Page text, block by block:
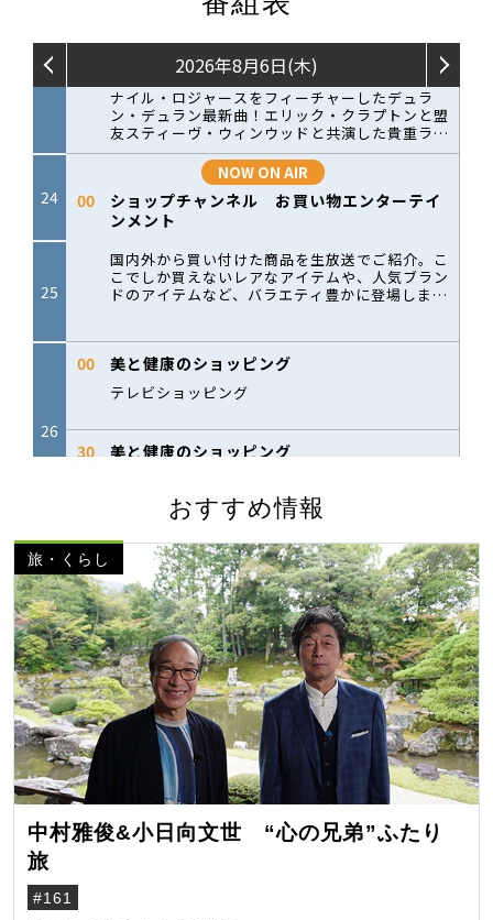
おすすめ情報
旅・くらし
中村雅俊&小日向文世 “心の兄弟”ふたり
旅
#161